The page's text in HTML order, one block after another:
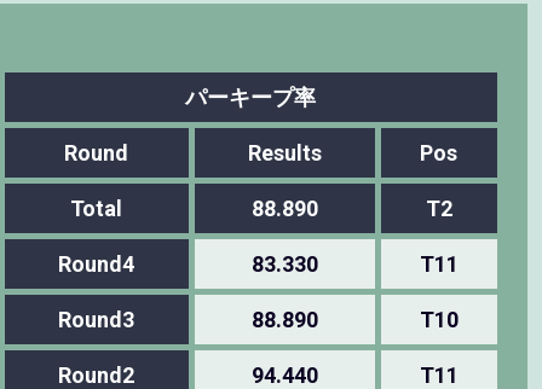
パーキープ率
Round Results Pos
Total 88.890 T2
Round4 83.330 T11
Round3 88.890 T10
Round2 94.440 T11